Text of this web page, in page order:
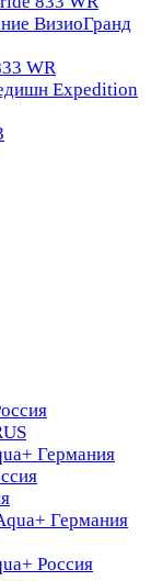
ВизиоГранд
WR
Expedition
Германия
Германия
Россия